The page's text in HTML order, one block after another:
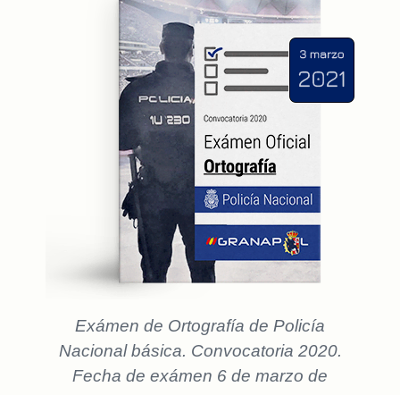
Exámen de Ortografía de Policía
Nacional básica. Convocatoria 2020.
Fecha de exámen 6 de marzo de